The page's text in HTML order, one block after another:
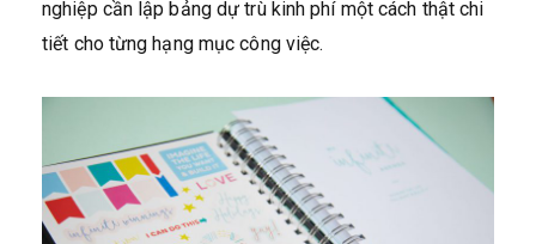
nghiệp cần lập bảng dự trù kinh phí một cách thật chi
tiết cho từng hạng mục công việc.